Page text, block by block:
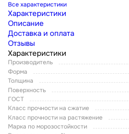
Все характеристики
Характеристики
Описание
Доставка и оплата
Отзывы
Характеристики
Производитель
Форма
Толщина
Поверхность
ГОСТ
Класс прочности на сжатие
Класс прочности на растяжение
Марка по морозостойкости